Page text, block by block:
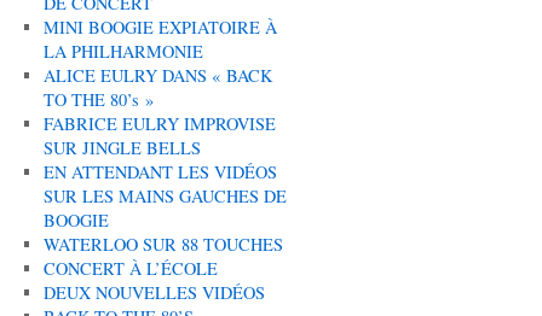
MINI BOOGIE EXPIATOIRE À
LA PHILHARMONIE
ALICE EULRY DANS « BACK
TO THE 80’s »
FABRICE EULRY IMPROVISE
SUR JINGLE BELLS
EN ATTENDANT LES VIDÉOS
SUR LES MAINS GAUCHES DE
BOOGIE
WATERLOO SUR 88 TOUCHES
CONCERT À L’ÉCOLE
DEUX NOUVELLES VIDÉOS